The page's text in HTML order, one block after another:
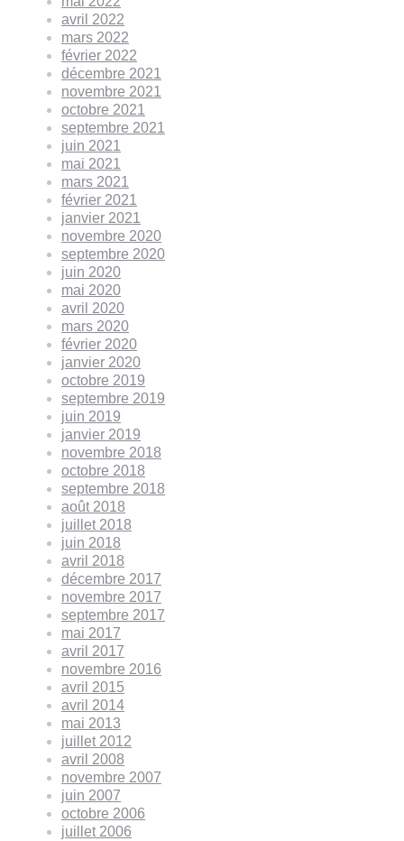
avril 2022
mars 2022
février 2022
décembre 2021
novembre 2021
octobre 2021
septembre 2021
juin 2021
mai 2021
mars 2021
février 2021
janvier 2021
novembre 2020
septembre 2020
juin 2020
mai 2020
avril 2020
mars 2020
février 2020
janvier 2020
octobre 2019
septembre 2019
juin 2019
janvier 2019
novembre 2018
octobre 2018
septembre 2018
août 2018
juillet 2018
juin 2018
avril 2018
décembre 2017
novembre 2017
septembre 2017
mai 2017
avril 2017
novembre 2016
avril 2015
avril 2014
mai 2013
juillet 2012
avril 2008
novembre 2007
juin 2007
octobre 2006
juillet 2006